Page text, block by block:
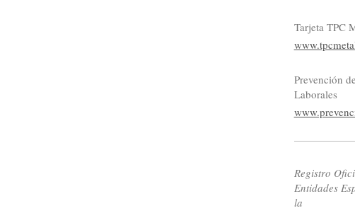
Tarjeta TPC
Prevención
Laborales
Registro
Entidades
la